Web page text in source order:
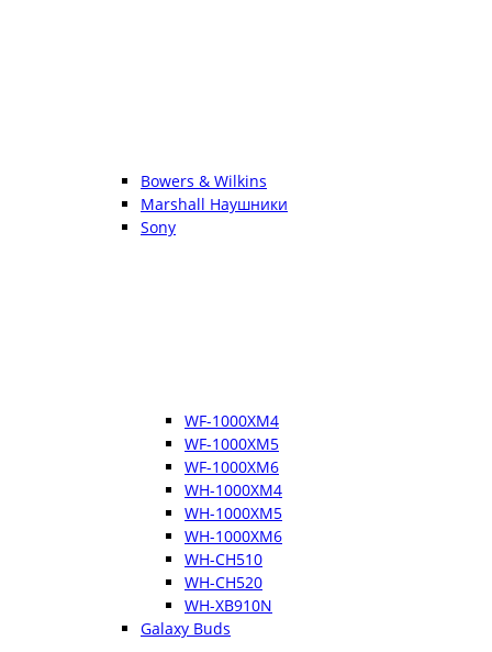
Bowers & Wilkins
Marshall Наушники
Sony
WF-1000XM4
WF-1000XM5
WF-1000XM6
WH-1000XM4
WH-1000XM5
WH-1000XM6
WH-CH510
WH-CH520
WH-XB910N
Galaxy Buds